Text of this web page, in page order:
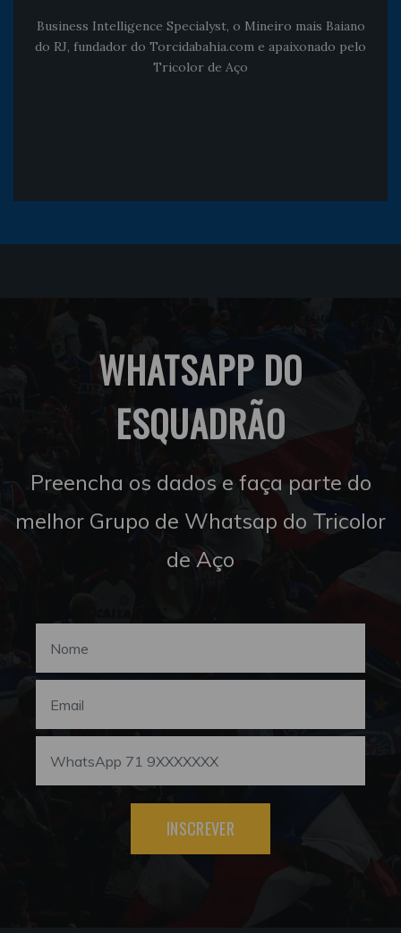
Business Intelligence Specialyst, o Mineiro mais Baiano
do RJ, fundador do Torcidabahia.com e apaixonado pelo
Tricolor de Aço
WHATSAPP DO
ESQUADRÃO
Preencha os dados e faça parte do
melhor Grupo de Whatsap do Tricolor
de Aço
INSCREVER